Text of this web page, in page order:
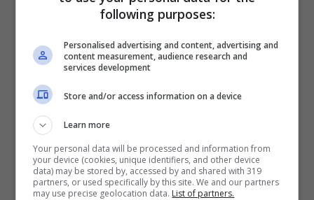
statua pagana. Vengono quindi
condannati a morire e dati in pasto alle
belve del circo, ma queste restano
mansuete e non li attaccano. L’episodio
determina la conversione di molti del
pubblico, tra cui anche la
governatore Italico, Afra, e delministro
del palazzo imperiale, Calocero.
following purposes:
Personalised advertising and content, advertising and
content measurement, audience research and
services development
Store and/or access information on a device
Learn more
Your personal data will be processed and information from
your device (cookies, unique identifiers, and other device
data) may be stored by, accessed by and shared with 319
partners, or used specifically by this site. We and our partners
may use precise geolocation data. List of partners.